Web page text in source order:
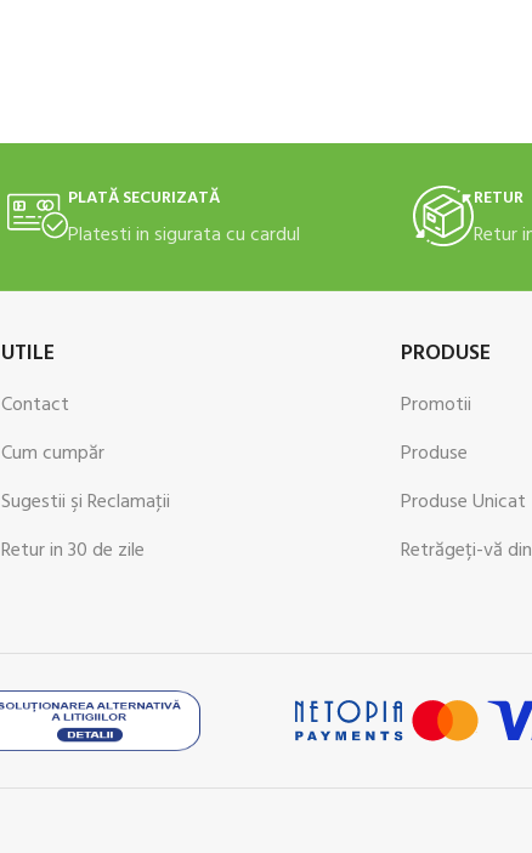
PLATĂ SECURIZATĂ
Platesti in sigurata cu cardul
RETUR
Retur
UTILE
Contact
Cum cumpăr
Sugestii şi Reclamaţii
Retur in 30 de zile
PRODUSE
Promotii
Produse
Produse Unicat
Retrăgeți-vă